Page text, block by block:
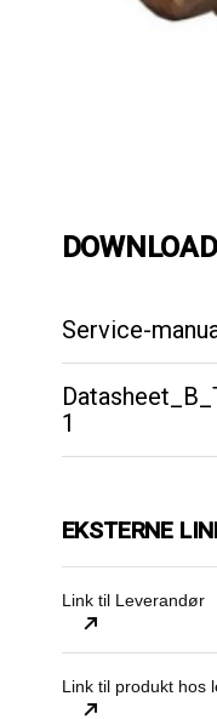
Service-
1
EKSTERNE
Link til Leverandør
Link til produkt hos